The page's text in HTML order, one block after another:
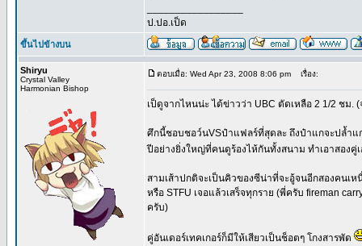
ป.ปอ.เป็ด
ขึ้นไปข้างบน
Shiryu
Crystal Valley
Harmonian Bishop
ตอบเมื่อ: Wed Apr 23, 2008 8:06 pm เรื่อง:
เป็ดูจากไหนน่ะ ได้ข่าวว่า UBC ตัดเหลือ 2 1/2 ชม.
ศึกนี้ชอบชอว์นVSป๋าแฟลร์ที่สุดละ ถึงป๋าแกจะปล้ำ
ปีอย่างยิ่งใหญ่ที่คนดูร้องไห้กันทั้งสนาม ทำเอาสอง
สามเส้าปกติจะเป็นคิวของซีน่าที่จะอู้จนอีกสองคนเ
หรือ STFU เจอแล้วเสร็จทุกราย (พี่ครับ fireman
ครับ)
คู่อันเดอร์เทคเกอร์ก็มีให้เสียวเป็นช็อตๆ โกงสารพัด